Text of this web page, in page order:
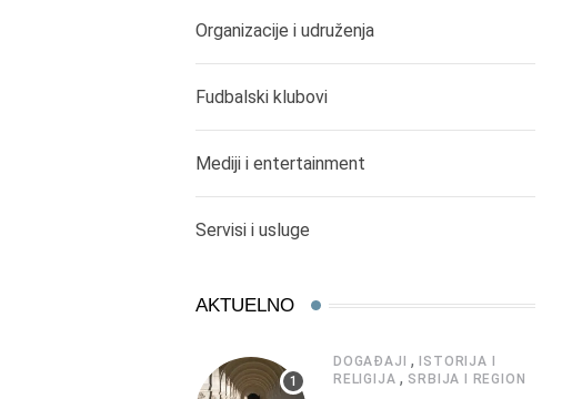
Organizacije i udruženja
Fudbalski klubovi
Mediji i entertainment
Servisi i usluge
AKTUELNO
DOGAĐAJI , ISTORIJA I
RELIGIJA , SRBIJA I REGION